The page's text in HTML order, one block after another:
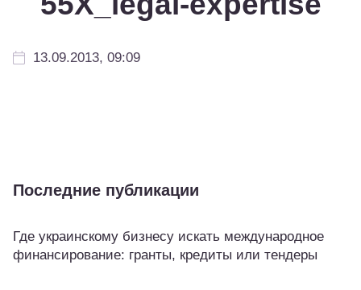
13.09.2013, 09:09
Последние публикации
Где украинскому бизнесу искать международное
финансирование: гранты, кредиты или тендеры